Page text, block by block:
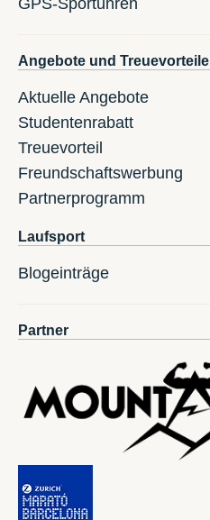
Angebote und Treuevorteile
Aktuelle Angebote
Studentenrabatt
Treuevorteil
Freundschaftswerbung
Partnerprogramm
Laufsport
Blogeinträge
Partner